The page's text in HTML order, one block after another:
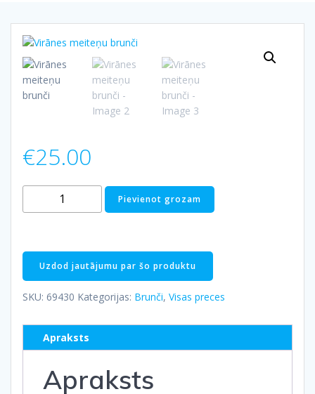
€25.00
Virānes
meiteņu
Pievienot grozam
Uzdod jautājumu par šo produktu
SKU: 69430 Kategorijas: Brunči, Visas preces
Apraksts
Apraksts